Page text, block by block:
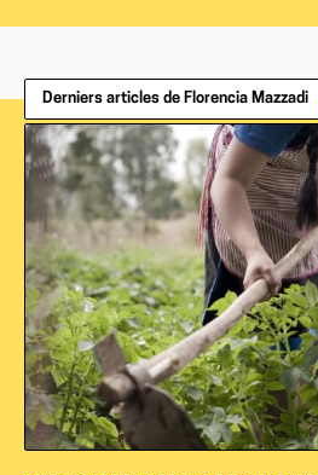
Derniers articles de Florencia Mazzadi